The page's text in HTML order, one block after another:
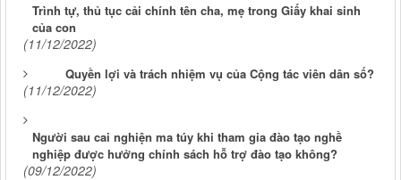
Trình tự, thủ tục cải chính tên cha, mẹ trong Giấy khai sinh
của con
(11/12/2022)
Quyền lợi và trách nhiệm vụ của Cộng tác viên dân số?
(11/12/2022)
Người sau cai nghiện ma túy khi tham gia đào tạo nghề
nghiệp được hưởng chính sách hỗ trợ đào tạo không?
(09/12/2022)